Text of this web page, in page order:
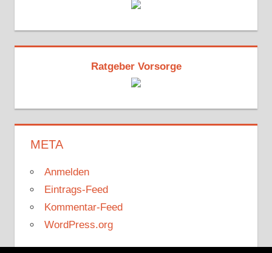
Ratgeber Vorsorge
META
Anmelden
Eintrags-Feed
Kommentar-Feed
WordPress.org